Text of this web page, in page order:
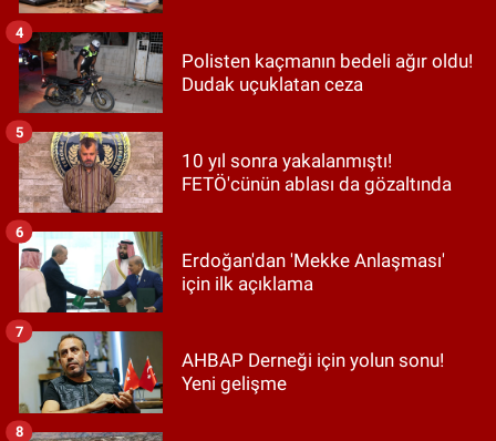
Polisten kaçmanın bedeli ağır oldu!
Dudak uçuklatan ceza
4
10 yıl sonra yakalanmıştı!
FETÖ'cünün ablası da gözaltında
5
Erdoğan'dan 'Mekke Anlaşması'
için ilk açıklama
6
AHBAP Derneği için yolun sonu!
Yeni gelişme
7
8